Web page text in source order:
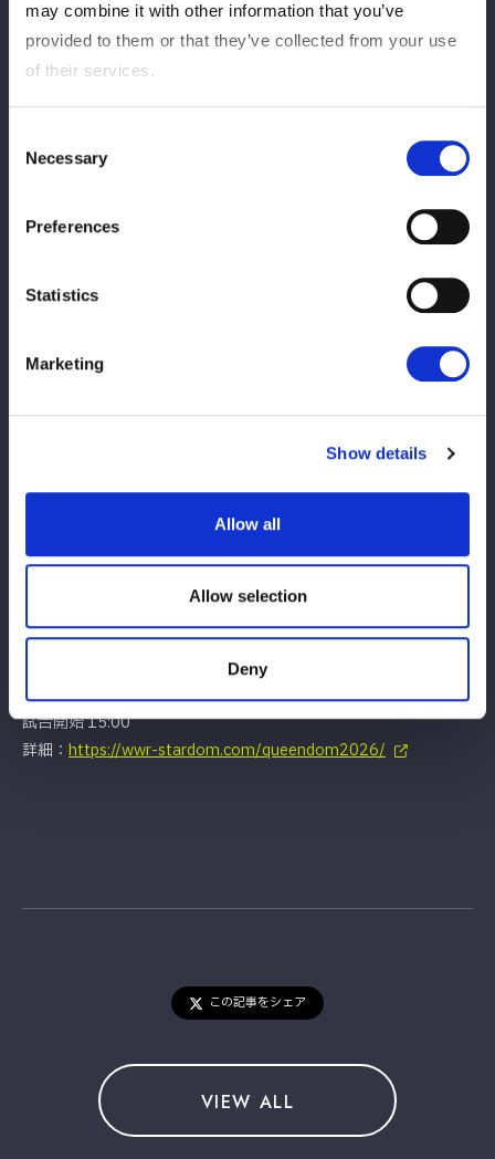
may combine it with other information that you’ve
provided to them or that they’ve collected from your use
of their services.
Selection
Necessary
Preferences
Statistics
Marketing
Show details
Allow all
Allow selection
Deny
2026年4月17日（金）10:00〜 2026年5月13日（水） 19:00ま
※アーカイブ公開までは、しばらくお時間をいただく場合がござ
2026』
神奈川・横浜アリーナ
試合開始 15:00
詳細： https://wwr-stardom.com/queendom2026/
この記事をシェア
VIEW ALL